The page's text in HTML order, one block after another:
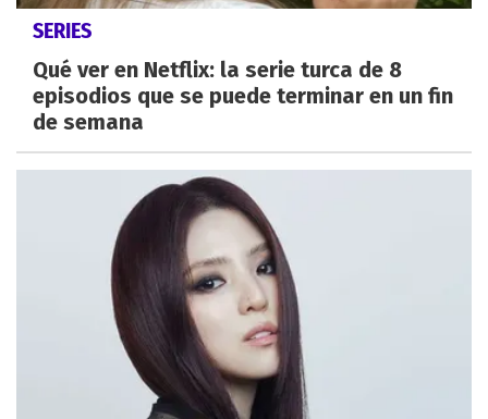
SERIES
Qué ver en Netflix: la serie turca de 8
episodios que se puede terminar en un fin
de semana